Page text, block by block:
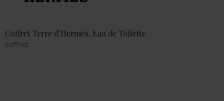
Coffret Terre d’Hermès, Eau de Toilette
coffret